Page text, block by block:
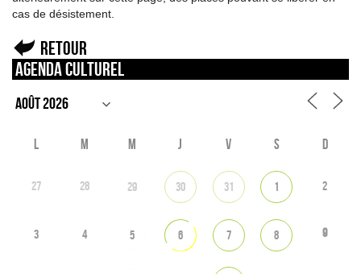
cas de désistement.
Retour
Agenda culturel
L M M J V S D
27 28 29 30 31 1 2
3 4 5 6 7 8 9